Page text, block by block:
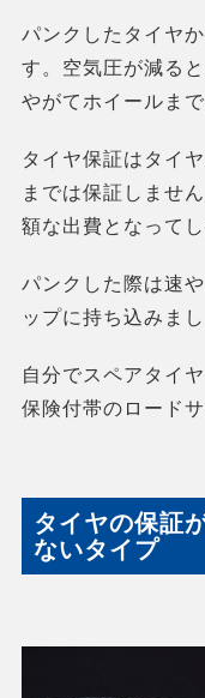
パンクしたタイヤ
す。空気圧が減る
やがてホイールまで
タイヤ保証はタイ
までは保証しませ
額な出費となってし
パンクした際は速
ップに持ち込みまし
自分でスペアタイ
保険付帯のロード
タイヤの保証
ないタイプ